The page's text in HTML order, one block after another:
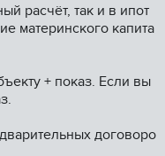
расчёт, так и в ипот
материнского капита
+ показ. Если вы
договоро